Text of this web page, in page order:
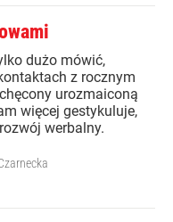
dużo mówić,
z rocznym
urozmaiconą
więcej gestykuluje,
werbalny.